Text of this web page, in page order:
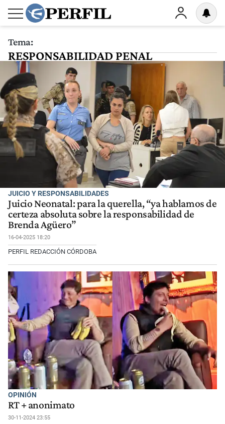
Tema:
RESPONSABILIDAD PENAL
JUICIO Y RESPONSABILIDADES
Juicio Neonatal: para la querella, “ya hablamos de
certeza absoluta sobre la responsabilidad de
Brenda Agüero”
16-04-2025 18:20
PERFIL REDACCIÓN CÓRDOBA
OPINIÓN
RT + anonimato
30-11-2024 23:55